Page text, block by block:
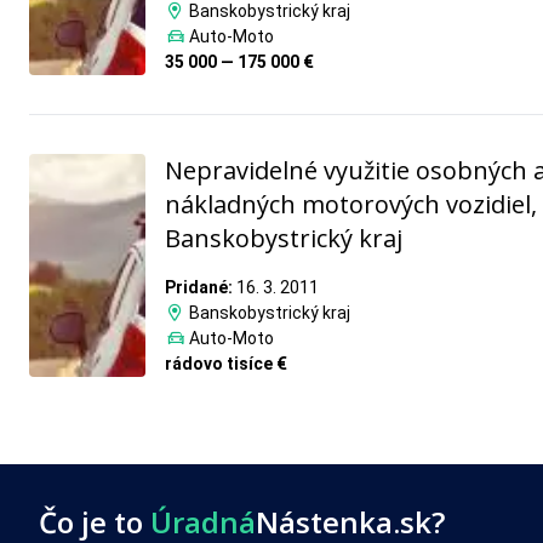
Banskobystrický kraj
Auto-Moto
35 000 — 175 000 €
Nepravidelné využitie osobných
nákladných motorových vozidiel,
Banskobystrický kraj
Pridané: 16. 3. 2011
Banskobystrický kraj
Auto-Moto
rádovo tisíce €
Čo je to ÚradnáNástenka.sk?